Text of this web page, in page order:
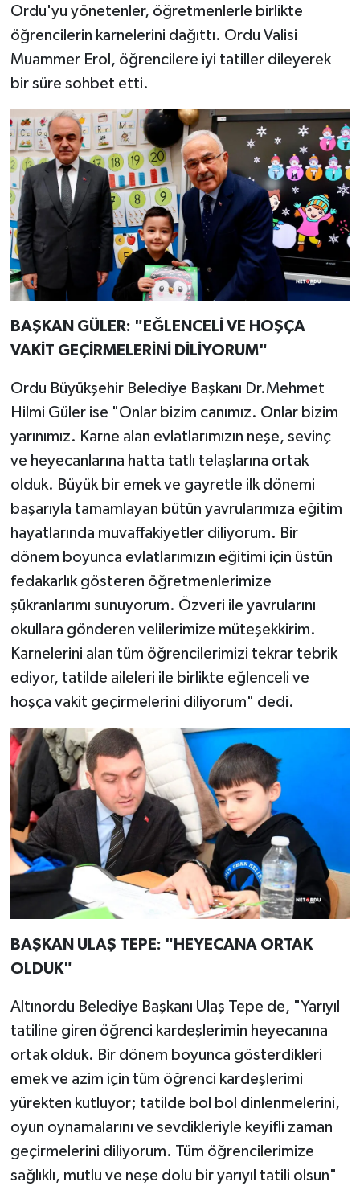
Ordu'yu yönetenler, öğretmenlerle birlikte
öğrencilerin karnelerini dağıttı. Ordu Valisi
Muammer Erol, öğrencilere iyi tatiller dileyerek
bir süre sohbet etti.
BAŞKAN GÜLER: "EĞLENCELİ VE HOŞÇA
VAKİT GEÇİRMELERİNİ DİLİYORUM"
Ordu Büyükşehir Belediye Başkanı Dr.Mehmet
Hilmi Güler ise "Onlar bizim canımız. Onlar bizim
yarınımız. Karne alan evlatlarımızın neşe, sevinç
ve heyecanlarına hatta tatlı telaşlarına ortak
olduk. Büyük bir emek ve gayretle ilk dönemi
başarıyla tamamlayan bütün yavrularımıza eğitim
hayatlarında muvaffakiyetler diliyorum. Bir
dönem boyunca evlatlarımızın eğitimi için üstün
fedakarlık gösteren öğretmenlerimize
şükranlarımı sunuyorum. Özveri ile yavrularını
okullara gönderen velilerimize müteşekkirim.
Karnelerini alan tüm öğrencilerimizi tekrar tebrik
ediyor, tatilde aileleri ile birlikte eğlenceli ve
hoşça vakit geçirmelerini diliyorum" dedi.
BAŞKAN ULAŞ TEPE: "HEYECANA ORTAK
OLDUK"
Altınordu Belediye Başkanı Ulaş Tepe de, "Yarıyıl
tatiline giren öğrenci kardeşlerimin heyecanına
ortak olduk. Bir dönem boyunca gösterdikleri
emek ve azim için tüm öğrenci kardeşlerimi
yürekten kutluyor; tatilde bol bol dinlenmelerini,
oyun oynamalarını ve sevdikleriyle keyifli zaman
geçirmelerini diliyorum. Tüm öğrencilerimize
sağlıklı, mutlu ve neşe dolu bir yarıyıl tatili olsun"